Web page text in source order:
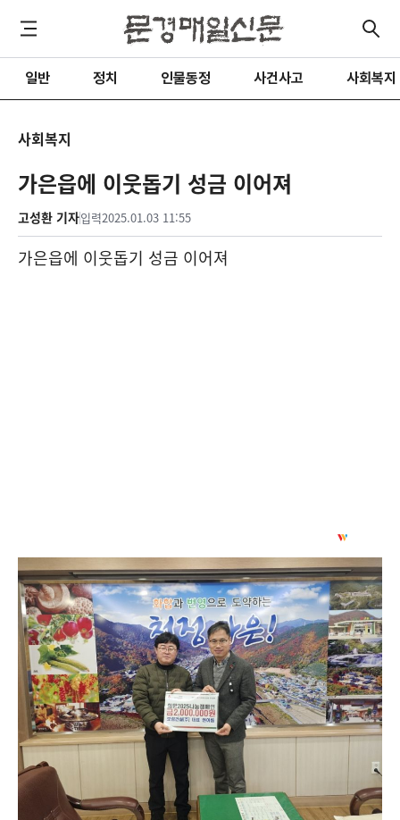
일반 정치 인물동정 사건사고 사회복지
사회복지
가은읍에 이웃돕기 성금 이어져
고성환 기자입력2025.01.03 11:55
가은읍에 이웃돕기 성금 이어져